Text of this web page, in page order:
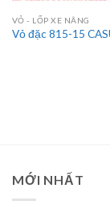
VỎ - LỐP XE NÂNG
Vỏ đặc 815-15
MỚI NHẤT